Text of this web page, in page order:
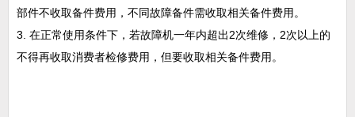
部件不收取备件费用，不同故障备件需收取相关备件费用。
3. 在正常使用条件下，若故障机一年内超出2次维修，2次以上的
不得再收取消费者检修费用，但要收取相关备件费用。